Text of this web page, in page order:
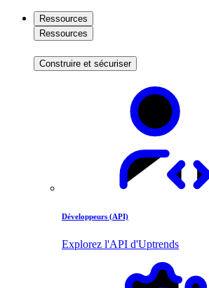
Ressources
Ressources
Construire et sécuriser
Développeurs (API)
Explorez l'API d'Uptrends